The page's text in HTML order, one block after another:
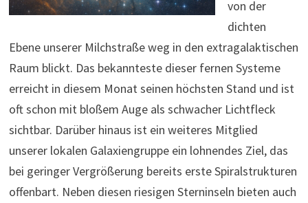
von der
dichten
Ebene unserer Milchstraße weg in den extragalaktischen
Raum blickt. Das bekannteste dieser fernen Systeme
erreicht in diesem Monat seinen höchsten Stand und ist
oft schon mit bloßem Auge als schwacher Lichtfleck
sichtbar. Darüber hinaus ist ein weiteres Mitglied
unserer lokalen Galaxiengruppe ein lohnendes Ziel, das
bei geringer Vergrößerung bereits erste Spiralstrukturen
offenbart. Neben diesen riesigen Sterninseln bieten auch